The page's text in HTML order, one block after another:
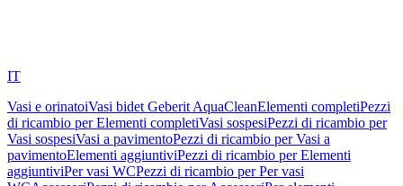
IT
Vasi e orinatoiVasi bidet Geberit AquaCleanElementi completiPezzi
di ricambio per Elementi completiVasi sospesiPezzi di ricambio per
Vasi sospesiVasi a pavimentoPezzi di ricambio per Vasi a
pavimentoElementi aggiuntiviPezzi di ricambio per Elementi
aggiuntiviPer vasi WCPezzi di ricambio per Per vasi